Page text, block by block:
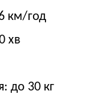
км/год
хв
до 30 кг